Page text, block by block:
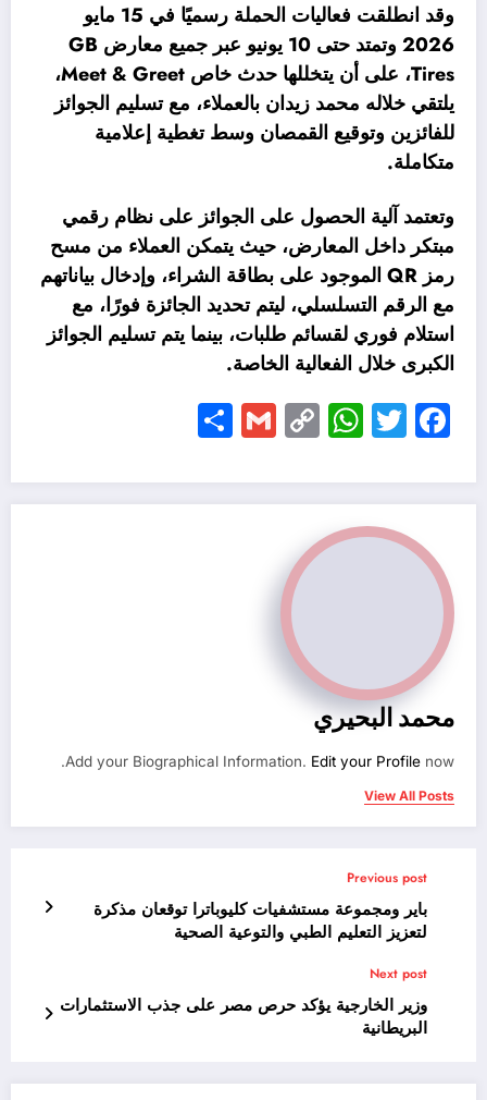
وقد انطلقت فعاليات الحملة رسميًا في 15 مايو
2026 وتمتد حتى 10 يونيو عبر جميع معارض GB
Tires، على أن يتخللها حدث خاص Meet & Greet،
يلتقي خلاله محمد زيدان بالعملاء، مع تسليم الجوائز
للفائزين وتوقيع القمصان وسط تغطية إعلامية
متكاملة.
وتعتمد آلية الحصول على الجوائز على نظام رقمي
مبتكر داخل المعارض، حيث يتمكن العملاء من مسح
رمز QR الموجود على بطاقة الشراء، وإدخال بياناتهم
مع الرقم التسلسلي، ليتم تحديد الجائزة فورًا، مع
استلام فوري لقسائم طلبات، بينما يتم تسليم الجوائز
الكبرى خلال الفعالية الخاصة.
Facebook
Twitter
WhatsApp
Copy
Gmail
محمد البحيري
Add your Biographical Information. Edit your Profile now.
View All Posts
Previous post
باير ومجموعة مستشفيات كليوباترا توقعان مذكرة
لتعزيز التعليم الطبي والتوعية الصحية
Next post
وزير الخارجية يؤكد حرص مصر على جذب الاستثمارات
البريطانية